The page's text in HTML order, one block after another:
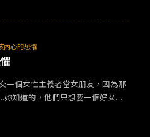
內心的恐懼
一個女性主義者當女朋友，因為那
妳知道的，他們只想要一個好女